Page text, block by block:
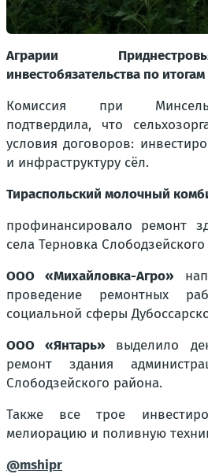
Аграрии
инвестобязательства по
Комиссия при
подтвердила, что
условия договоров:
и инфраструктуру сёл.
Тираспольский молочный
профинансировало ремонт
села Терновка
ООО «Михайловка-Агро»
проведение ремонтных
социальной сферы
ООО «Янтарь» выделило
ремонт здания
Слободзейского района.
Также все трое
мелиорацию и поливную
@mshipr